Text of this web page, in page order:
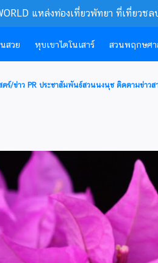
แหล่งท่องเที่ยวพัทยา ที่เที่ยวชล
สวย หุบเขาไดโนเสาร์ สวนพฤกษศา
ตร์/ข่าว PR ประชาสัมพันธ์สวนนงนุช ติดตามข่าวสา